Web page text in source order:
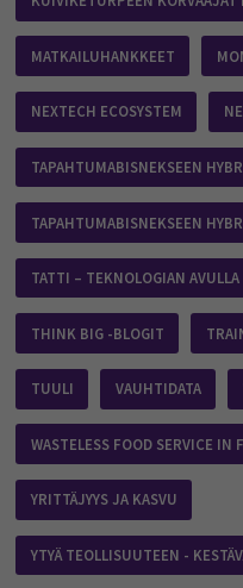
MATKAILUHANKKEET
NEXTECH ECOSYSTEM
TAPAHTUMABISNEKSEEN
TAPAHTUMABISNEKSEEN
TATTI – TEKNOLOGIAN
THINK BIG -BLOGIT
TUULI VAUHTIDATA
WASTELESS FOOD SERVICE IN
YRITTÄJYYS JA KASVU
YTYÄ TEOLLISUUTEEN -